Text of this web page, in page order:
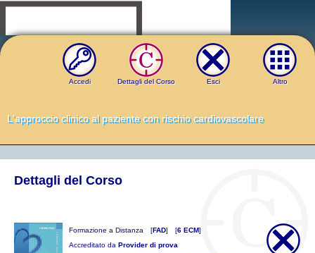
Accedi Dettagli del Corso Esci Altro
L'approccio clinico al paziente con rischio cardiovascolare
Dettagli del Corso
Formazione a Distanza [FAD] [6 ECM]
Accreditato da Provider di prova